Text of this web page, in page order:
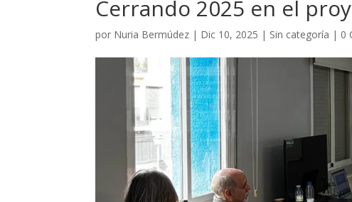
Cerrando 2025 en el
por Nuria Bermúdez | Dic 10, 2025 | Sin categoría | 0